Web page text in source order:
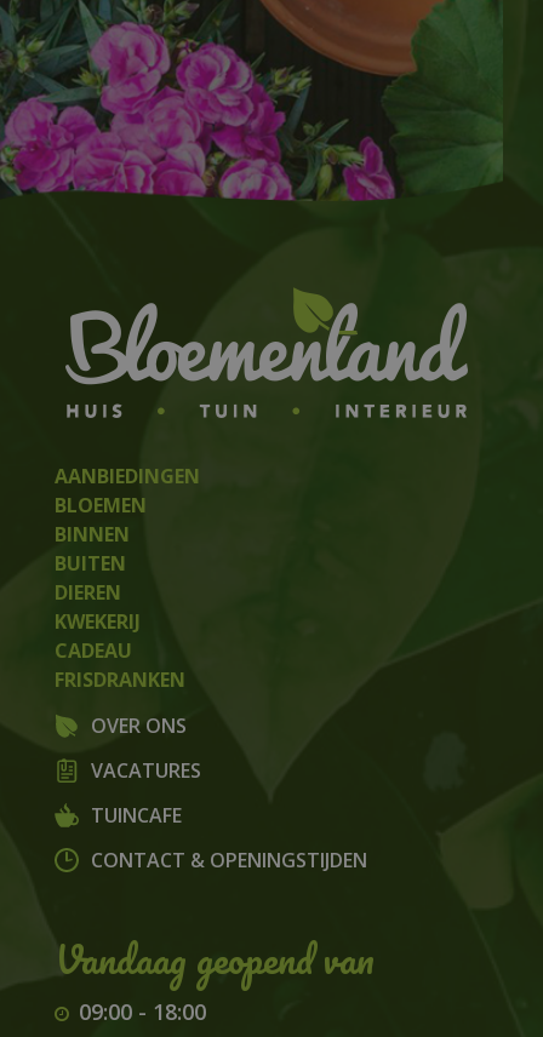
AANBIEDINGEN
BLOEMEN
BINNEN
BUITEN
DIEREN
KWEKERIJ
CADEAU
FRISDRANKEN
OVER ONS
VACATURES
TUINCAFE
CONTACT & OPENINGSTIJDEN
09:00- 18:00